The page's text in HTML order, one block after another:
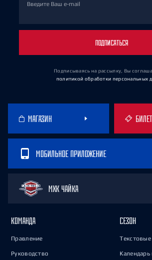
Введите Ваш e-mail
ПОДПИСАТЬСЯ
Подписываясь на рассылку, Вы
политикой обработки персональных
МАГАЗИН
МОБИЛЬНОЕ ПРИЛОЖЕНИЕ
МХК ЧАЙКА
КОМАНДА
Правление
Руководство
СЕЗОН